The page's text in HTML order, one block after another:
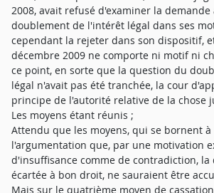
2008, avait refusé d'examiner la
doublement de l'intérêt légal dans ses
cependant la rejeter dans son dispositif,
décembre 2009 ne comporte ni motif ni
ce point, en sorte que la question du
légal n'avait pas été tranchée, la cour
principe de l'autorité relative de la chose
Les moyens étant réunis ;
Attendu que les moyens, qui se bornent
l'argumentation que, par une motivation
d'insuffisance comme de contradiction, la
écartée à bon droit, ne sauraient être
Mais sur le quatrième moyen de